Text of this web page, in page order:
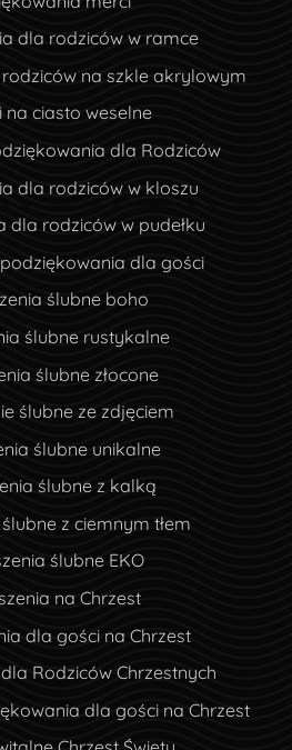
dla rodziców w ramce
na szkle akrylowym
na ciasto weselne
dla Rodziców
dla rodziców w kloszu
dla rodziców w pudełku
dla gości
ślubne boho
ślubne rustykalne
ślubne złocone
ślubne ze zdjęciem
ślubne unikalne
ślubne z kalką
z ciemnym tłem
ślubne EKO
na Chrzest
dla gości na Chrzest
Rodziców Chrzestnych
dla gości na Chrzest